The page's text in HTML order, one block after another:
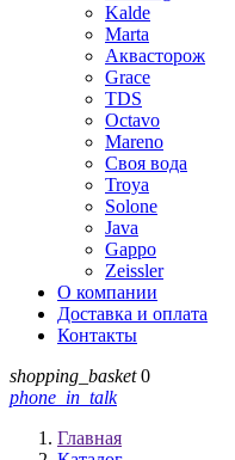
Kalde
Marta
Аквасторож
Grace
TDS
Octavo
Mareno
Своя вода
Troya
Solone
Java
Gappo
Zeissler
О компании
Доставка и оплата
Контакты
shopping_basket 0
phone_in_talk
Главная